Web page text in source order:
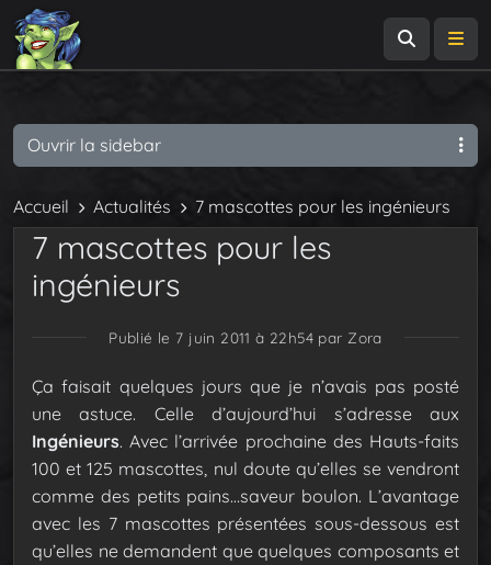
Accueil Actualités 7 mascottes pour les ingénieurs
7 mascottes pour les
ingénieurs
Publié le 7 juin 2011 à 22h54 par Zora
Ça faisait quelques jours que je n’avais pas posté
une astuce. Celle d’aujourd’hui s’adresse aux
Ingénieurs. Avec l’arrivée prochaine des Hauts-faits
100 et 125 mascottes, nul doute qu’elles se vendront
comme des petits pains…saveur boulon. L’avantage
avec les 7 mascottes présentées sous-dessous est
qu’elles ne demandent que quelques composants et
Ouvrir la sidebar